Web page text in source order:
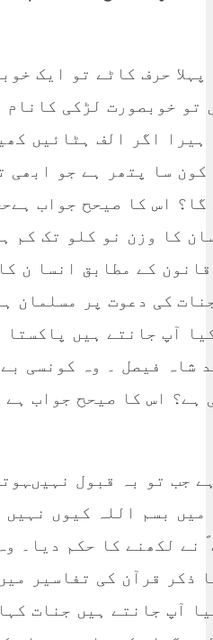
حرف کاٹے تو ایک
خوبصورت لڑکی
اگر الف ہٹائیں
سا پتھر ہے جو ابھی
اس کا صیحح جواب
کا وزن نو کلو تک کم
کے مطابق انسا ن
کی دعوت پر مسلمان
آپ جانتے ہیں پاکستا
شاہ فیصل ۔ وہ کونسی
اس کا صیحح جواب ہے
جب تو بہ قبول
بسم اللہ کیوں
نے لکھنے کا حکم دیا۔
ذکر قرآن کی تفاسیر
آپ جانتے ہیں جنات